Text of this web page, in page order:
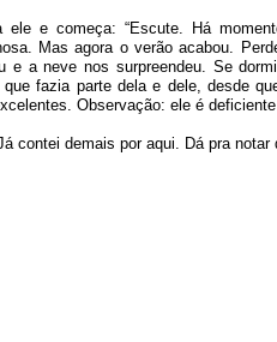
e começa: “Escute. Há
Mas agora o verão acabou.
e a neve nos surpreendeu. Se
fazia parte dela e dele, desde
Observação: ele é
contei demais por aqui. Dá pra